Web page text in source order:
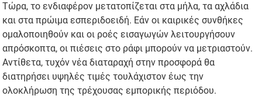
Τώρα, το ενδιαφέρον μετατοπίζεται στα μήλα, τα αχλάδια
και στα πρώιμα εσπεριδοειδή. Εάν οι καιρικές συνθήκες
ομαλοποιηθούν και οι ροές εισαγωγών λειτουργήσουν
απρόσκοπτα, οι πιέσεις στο ράφι μπορούν να μετριαστούν.
Αντίθετα, τυχόν νέα διαταραχή στην προσφορά θα
διατηρήσει υψηλές τιμές τουλάχιστον έως την
ολοκλήρωση της τρέχουσας εμπορικής περιόδου.